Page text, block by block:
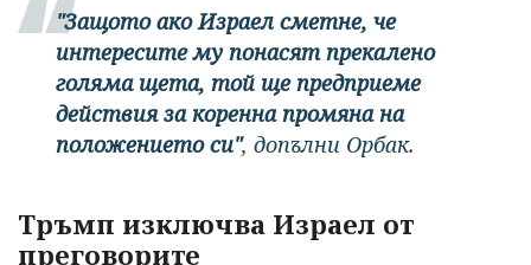
"Защото ако Израел сметне, че
интересите му понасят прекалено
голямa щета, той ще предприеме
действия за коренна промяна на
положението си", допълни Орбак.
Тръмп изключва Израел от
преговорите